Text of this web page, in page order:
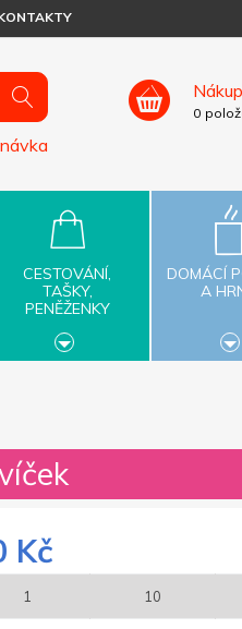
0
CESTOVÁNÍ,
TAŠKY,
PENĚŽENKY
DOMÁCÍ
A
Kč
1 10